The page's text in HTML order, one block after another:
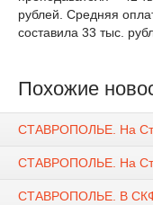
рублей. Средняя
составила 33 тыс.
Похожие
СТАВРОПОЛЬЕ. На
СТАВРОПОЛЬЕ. На
СТАВРОПОЛЬЕ. В